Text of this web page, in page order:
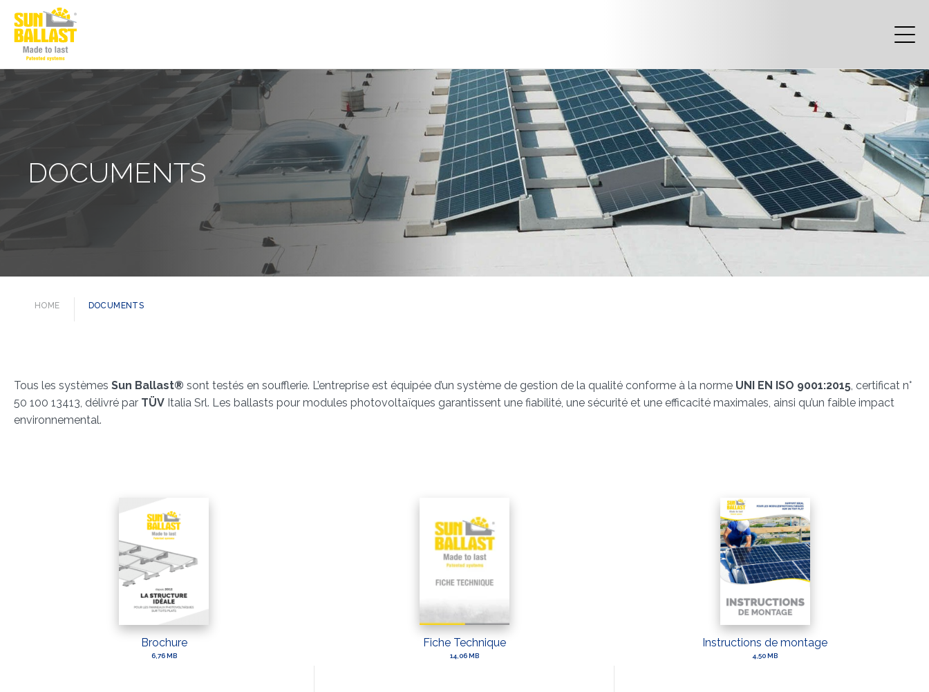
DOCUMENTS
HOME DOCUMENTS
Tous les systèmes Sun Ballast® sont testés en soufflerie. L’entreprise est équipée d’un système de gestion de la qualité conforme à la norme UNI EN ISO 9001:2015, certificat n°
50 100 13413, délivré par TÜV Italia Srl. Les ballasts pour modules photovoltaïques garantissent une fiabilité, une sécurité et une efficacité maximales, ainsi qu’un faible impact
environnemental.
Brochure
6,76 MB
Fiche Technique
14,06 MB
Instructions de montage
4,50 MB